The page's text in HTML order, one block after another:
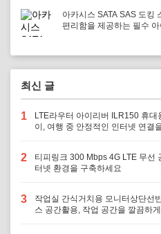
아카시스 SATA SAS 도킹
편리함을 제공하는 필수 아
최신 글
1
LTE라우터 아이리버 ILR150 휴
이, 여행 중 안정적인 인터넷 연결
2
티피링크 300 Mbps 4G LTE 무선
터넷 환경을 구축하세요
3
작업실 간식거치용 모니터상단선
스 공간활용, 작업 공간을 깔끔하